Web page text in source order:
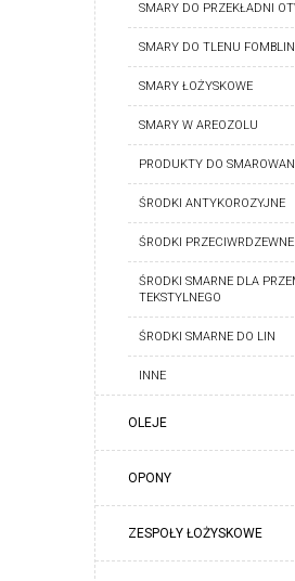
SMARY DO PRZEKŁADNI
SMARY DO TLENU FOMBLIN
SMARY ŁOŻYSKOWE
SMARY W AREOZOLU
PRODUKTY DO
ŚRODKI ANTYKOROZYJNE
ŚRODKI PRZECIWRDZEWNE
ŚRODKI SMARNE DLA
TEKSTYLNEGO
ŚRODKI SMARNE DO LIN
INNE
OLEJE
OPONY
ZESPOŁY ŁOŻYSKOWE